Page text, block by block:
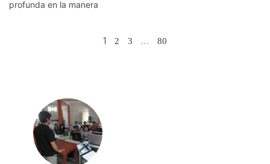
profunda en la manera
1 2 3 … 80